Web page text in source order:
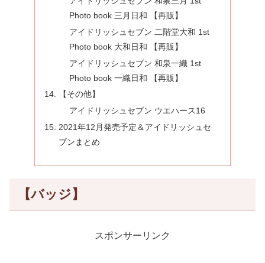
Photo book 三月日和 【再販】
アイドリッシュセブン 二階堂大和 1st
Photo book 大和日和 【再販】
アイドリッシュセブン 和泉一織 1st
Photo book 一織日和 【再販】
【その他】
アイドリッシュセブン ウエハース16
2021年12月発売予定＆アイドリッシュセ
ブンまとめ
【バッジ】
スポンサーリンク